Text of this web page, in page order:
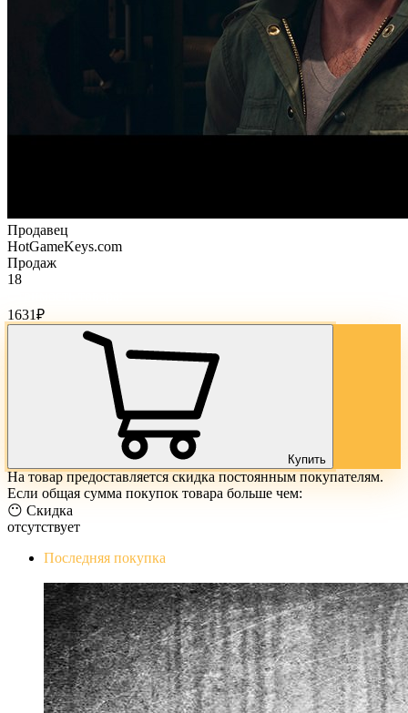
Продавец
HotGameKeys.com
Продаж
18
1631₽
Купить
На товар предоставляется скидка постоянным покупателям.
Если общая сумма покупок товара больше чем:
😶 Скидка
отсутствует
Последняя покупка